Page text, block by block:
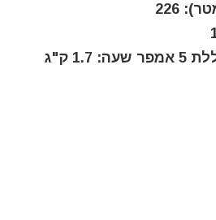
226
ק"ג